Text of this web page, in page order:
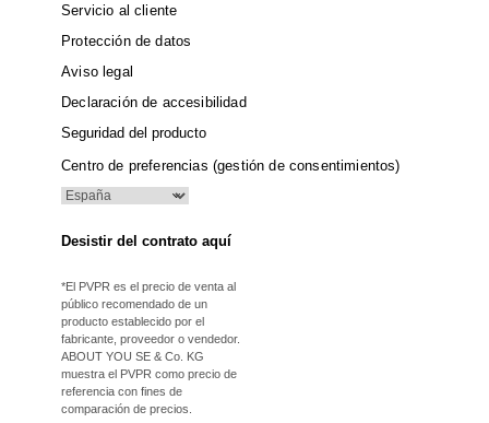
Servicio al cliente
Protección de datos
Aviso legal
Declaración de accesibilidad
Seguridad del producto
Centro de preferencias (gestión de consentimientos)
Desistir del contrato aquí
*El PVPR es el precio de venta al
público recomendado de un
producto establecido por el
fabricante, proveedor o vendedor.
ABOUT YOU SE & Co. KG
muestra el PVPR como precio de
referencia con fines de
comparación de precios.